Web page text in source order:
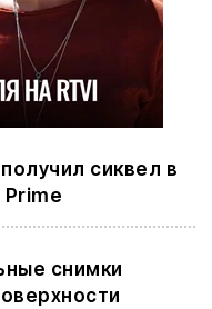
сиквел в
Prime
снимки